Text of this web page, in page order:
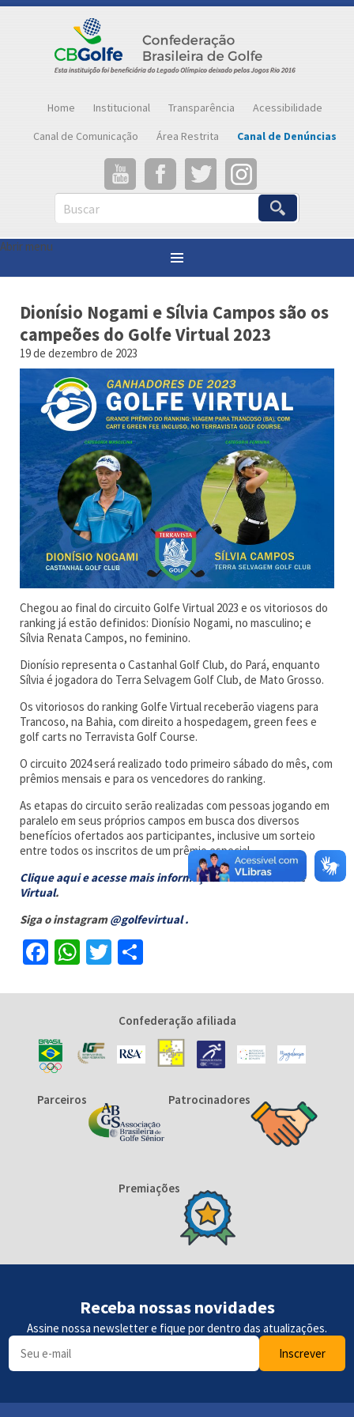
Home Institucional Transparência
Acessibilidade
Canal de Comunicação
Área Restrita Canal de Denúncias
Buscar
Abrir menu
Você está aqui: Notícias
Dionísio Nogami e Sílvia Campos são os campeões do Golfe Virtual 2023
Dionísio Nogami e Sílvia Campos são os
campeões do Golfe Virtual 2023
19 de dezembro de 2023
Chegou ao final do circuito Golfe Virtual 2023 e os vitoriosos do
ranking já estão definidos: Dionísio Nogami, no masculino; e
Sílvia Renata Campos, no feminino.
Dionísio representa o Castanhal Golf Club, do Pará, enquanto
Sílvia é jogadora do Terra Selvagem Golf Club, de Mato Grosso.
Os vitoriosos do ranking Golfe Virtual receberão viagens para
Trancoso, na Bahia, com direito a hospedagem, green fees e
golf carts no Terravista Golf Course.
O circuito 2024 será realizado todo primeiro sábado do mês, com
prêmios mensais e para os vencedores do ranking.
As etapas do circuito serão realizadas com pessoas jogando em
paralelo em seus próprios campos em busca dos diversos
benefícios ofertados aos participantes, inclusive um sorteio
entre todos os inscritos de um prêmio especial.
Clique aqui e acesse mais informações no site do Golfe
Virtual.
Siga o instagram@golfevirtual .
Facebook
WhatsApp
Twitter
Confederação afiliada
Parceiros Patrocinadores
Premiações
Receba nossas novidades
Assine nossa newsletter e fique por dentro das atualizações.
Inscrever